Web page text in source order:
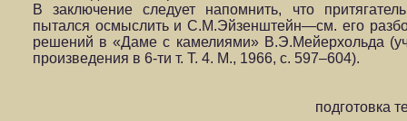
В заключение следует напомнить, что
пытался осмыслить и С.М.Эйзенштейн—см. его
решений в «Даме с камелиями» В.Э.Мейерхольда
произведения в 6-ти т. Т. 4. М., 1966, с. 597–604).
подготовка